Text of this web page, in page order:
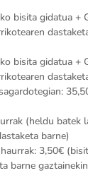
bisita gidatua +
bisita gidatua +
(heldu batek
barne)
3,50€
barne